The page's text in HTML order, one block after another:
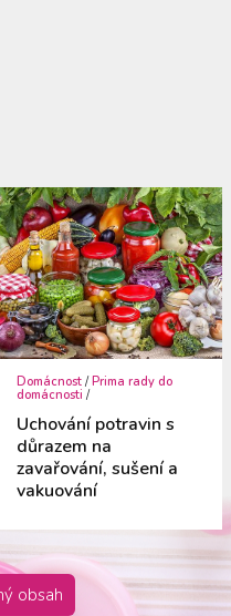
Domácnost /Prima rady do
domácnosti /
Uchování potravin s
důrazem na
zavařování, sušení a
vakuování
obsah